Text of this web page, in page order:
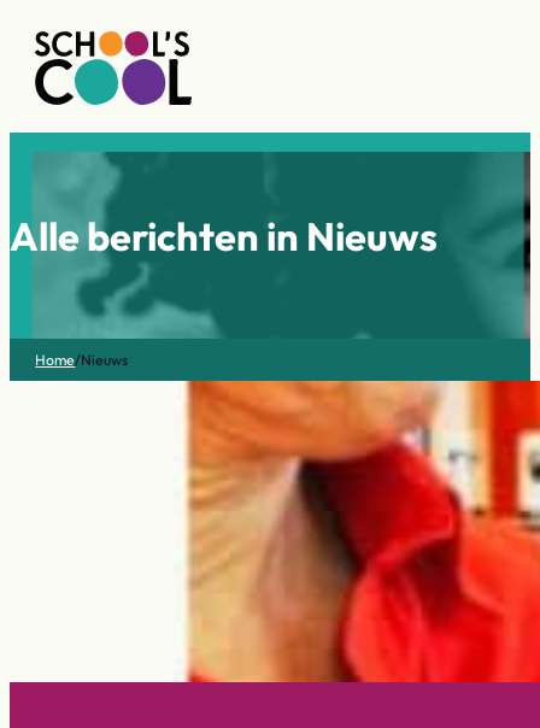
Alle berichten in Nieuws
Home/Nieuws